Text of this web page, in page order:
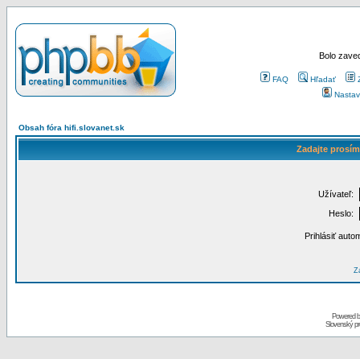
Bolo
FAQ Hľadať
Obsah fóra hifi.slovanet.sk
Zadajte
Užívateľ:
Heslo:
Prihlásiť
Powered
Slovenský